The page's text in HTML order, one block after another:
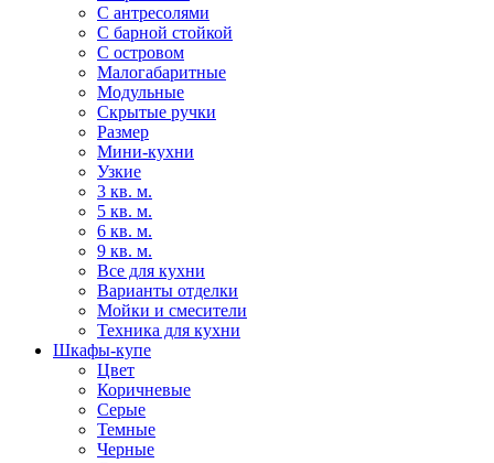
С антресолями
С барной стойкой
С островом
Малогабаритные
Модульные
Скрытые ручки
Размер
Мини-кухни
Узкие
3 кв. м.
5 кв. м.
6 кв. м.
9 кв. м.
Все для кухни
Варианты отделки
Мойки и смесители
Техника для кухни
Шкафы-купе
Цвет
Коричневые
Серые
Темные
Черные